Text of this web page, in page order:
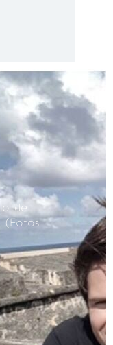
de
(Fotos: